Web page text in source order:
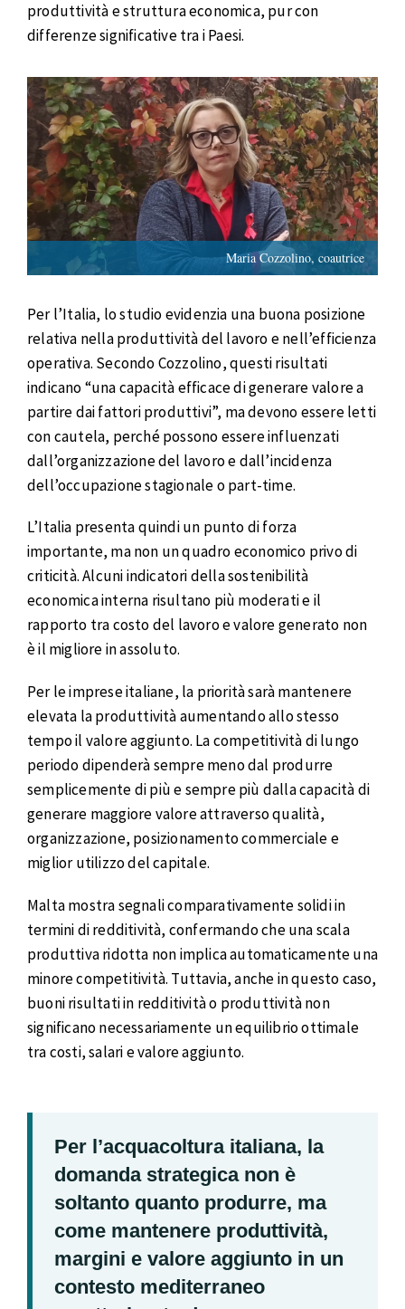
produttività e struttura economica, pur con
differenze significative tra i Paesi.
Maria Cozzolino, coautrice
Per l’Italia, lo studio evidenzia una buona posizione
relativa nella produttività del lavoro e nell’efficienza
operativa. Secondo Cozzolino, questi risultati
indicano “una capacità efficace di generare valore a
partire dai fattori produttivi”, ma devono essere letti
con cautela, perché possono essere influenzati
dall’organizzazione del lavoro e dall’incidenza
dell’occupazione stagionale o part-time.
L’Italia presenta quindi un punto di forza
importante, ma non un quadro economico privo di
criticità. Alcuni indicatori della sostenibilità
economica interna risultano più moderati e il
rapporto tra costo del lavoro e valore generato non
è il migliore in assoluto.
Per le imprese italiane, la priorità sarà mantenere
elevata la produttività aumentando allo stesso
tempo il valore aggiunto. La competitività di lungo
periodo dipenderà sempre meno dal produrre
semplicemente di più e sempre più dalla capacità di
generare maggiore valore attraverso qualità,
organizzazione, posizionamento commerciale e
miglior utilizzo del capitale.
Malta mostra segnali comparativamente solidi in
termini di redditività, confermando che una scala
produttiva ridotta non implica automaticamente una
minore competitività. Tuttavia, anche in questo caso,
buoni risultati in redditività o produttività non
significano necessariamente un equilibrio ottimale
tra costi, salari e valore aggiunto.
Per l’acquacoltura italiana, la
domanda strategica non è
soltanto quanto produrre, ma
come mantenere produttività,
margini e valore aggiunto in un
contesto mediterraneo